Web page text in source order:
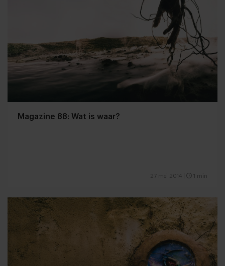
Magazine 88: Wat is waar?
27 mei 2014 1 min